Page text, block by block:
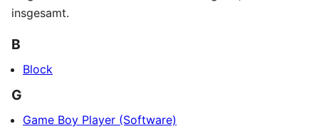
insgesamt.
B
Block
G
Game Boy Player (Software)